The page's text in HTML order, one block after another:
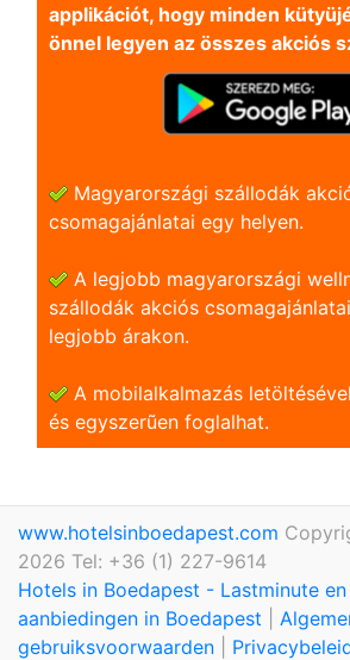
applikációt, hogy minden
önnel legyen az összes akciós
Magyarországi szállodák
csomagajánlatai egy helyen.
A legjobb magyarországi
szállodák akciós
legjobb árakon.
A mobilalkalmazás
és egyszerũen foglalhat.
www.hotelsinboedapest.com
2026 Tel: +36 (1) 227-9614
Hotels in Boedapest - Lastminute
aanbiedingen in Boedapest
gebruiksvoorwaarden